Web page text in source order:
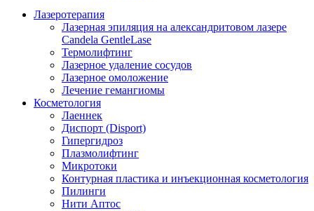
Лазеротерапия
Лазерная эпиляция на александритовом лазере
Candela GentleLase
Термолифтинг
Лазерное удаление сосудов
Лазерное омоложение
Лечение гемангиомы
Косметология
Лаеннек
Диспорт (Disport)
Гипергидроз
Плазмолифтинг
Микротоки
Контурная пластика и инъекционная косметология
Пилинги
Нити Аптос